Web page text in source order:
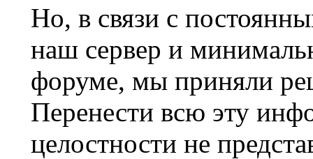
Но, в связи с
наш сервер и
форуме, мы приняли
Перенести всю эту
целостности не